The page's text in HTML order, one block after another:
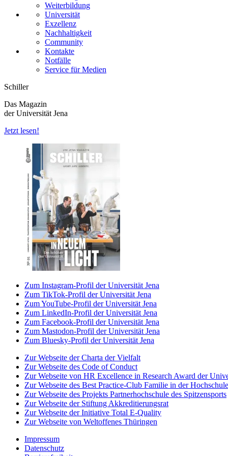
Weiterbildung
Universität
Exzellenz
Nachhaltigkeit
Community
Kontakte
Notfälle
Service für Medien
Schiller
Das Magazin
der Universität Jena
Jetzt lesen!
Zum Instagram-Profil der Universität Jena
Zum TikTok-Profil der Universität Jena
Zum YouTube-Profil der Universität Jena
Zum LinkedIn-Profil der Universität Jena
Zum Facebook-Profil der Universität Jena
Zum Mastodon-Profil der Universität Jena
Zum Bluesky-Profil der Universität Jena
Zur Webseite der Charta der Vielfalt
Zur Webseite des Code of Conduct
Zur Webseite von HR Excellence in Research Award der
Zur Webseite des Best Practice-Club Familie in der Hochschule
Zur Webseite des Projekts Partnerhochschule des Spitzensports
Zur Webseite der Stiftung Akkreditierungsrat
Zur Webseite der Initiative Total E-Quality
Zur Webseite von Weltoffenes Thüringen
Impressum
Datenschutz